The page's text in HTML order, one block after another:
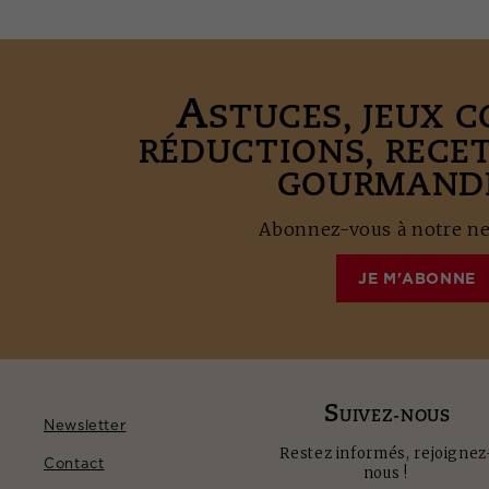
ASTUCES, JEUX
RÉDUCTIONS,
Abonnez-vous à notre
JE M'ABONNE
Newsletter
Contact
SUIVEZ-NOUS
Restez informés,
nous !